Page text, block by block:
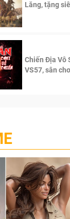
Lăng, tặng
Chiến Địa Vô
VS57, sân